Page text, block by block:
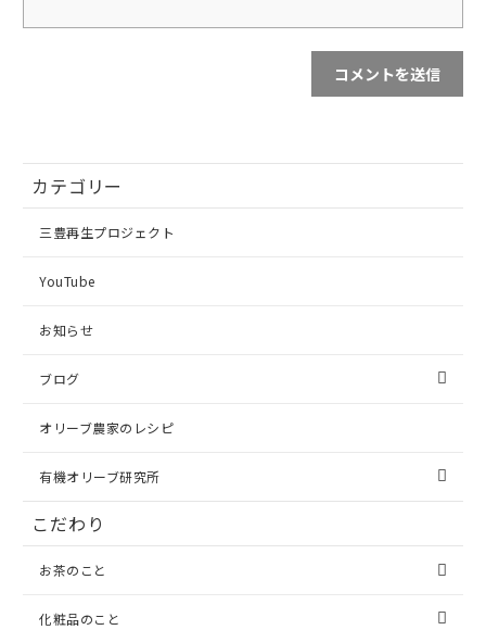
カテゴリー
三豊再生プロジェクト
YouTube
お知らせ
ブログ
オリーブ農家のレシピ
有機オリーブ研究所
こだわり
お茶のこと
化粧品のこと